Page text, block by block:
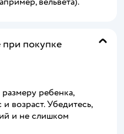
при покупке
ребенка,
возраст. Убедитесь,
и не слишком